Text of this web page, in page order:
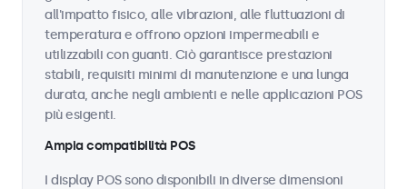
all'impatto fisico, alle vibrazioni, alle fluttuazioni di
temperatura e offrono opzioni impermeabili e
utilizzabili con guanti. Ciò garantisce prestazioni
stabili, requisiti minimi di manutenzione e una lunga
durata, anche negli ambienti e nelle applicazioni POS
più esigenti.
Ampia compatibilità POS
I display POS sono disponibili in diverse dimensioni